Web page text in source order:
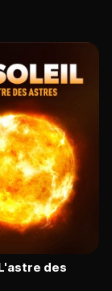
des